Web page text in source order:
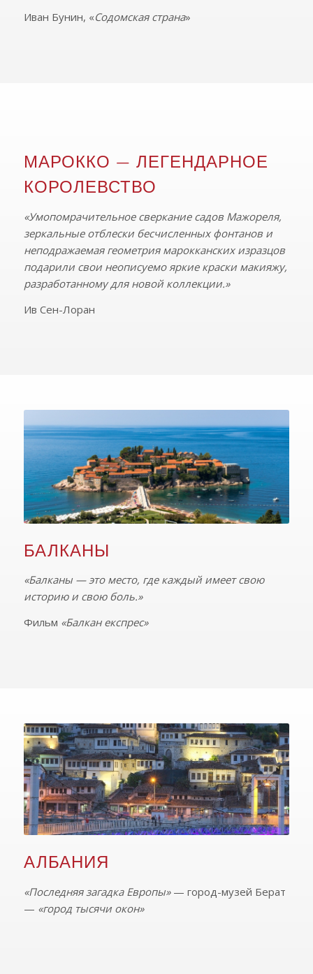
Иван Бунин, «Содомская страна»
МАРОККО — ЛЕГЕНДАРНОЕ
КОРОЛЕВСТВО
«Умопомрачительное сверкание садов Мажореля,
зеркальные отблески бесчисленных фонтанов и
неподражаемая геометрия марокканских изразцов
подарили свои неописуемо яркие краски макияжу,
разработанному для новой коллекции.»
Ив Сен-Лоран
БАЛКАНЫ
«Балканы — это место, где каждый имеет свою
историю и свою боль.»
Фильм «Балкан експрес»
АЛБАНИЯ
«Последняя загадка Европы»— город-музей Берат
— «город тысячи окон»